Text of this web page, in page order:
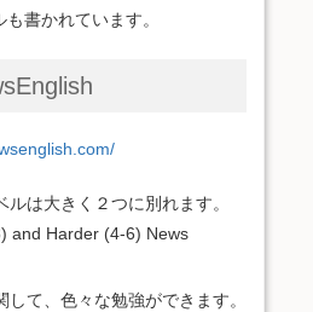
書かれています。
ルは大きく２つに別れます。
and Harder (4-6) News
して、色々な勉強ができます。